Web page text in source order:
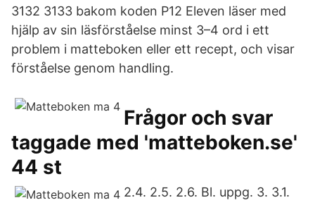
3132 3133 bakom koden P12 Eleven läser med
hjälp av sin läsförståelse minst 3–4 ord i ett
problem i matteboken eller ett recept, och visar
förståelse genom handling.
Frågor och svar
taggade med 'matteboken.se'
44 st
2.4. 2.5. 2.6. Bl. uppg. 3. 3.1.